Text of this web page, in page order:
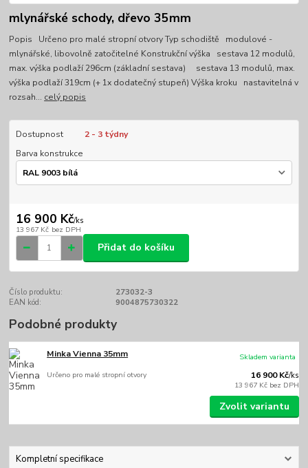
mlynářské schody, dřevo 35mm
Popis Určeno pro malé stropní otvory Typ schodiště modulové -
mlynářské, libovolně zatočitelné Konstrukční výška sestava 12 modulů,
max. výška podlaží 296cm (základní sestava) sestava 13 modulů, max.
výška podlaží 319cm (+ 1x dodatečný stupeň) Výška kroku nastavitelná v
rozsah... celý popis
Dostupnost
2 - 3 týdny
Barva konstrukce
16 900 Kč/ks
13 967 Kč bez DPH
Přidat do košíku
Číslo produktu:
273032-3
EAN kód:
9004875730322
Podobné produkty
Minka Vienna 35mm
Určeno pro malé stropní otvory 16 900 Kč/ks
13 967 Kč bez DPH
Skladem varianta
Zvolit variantu
Kompletní specifikace